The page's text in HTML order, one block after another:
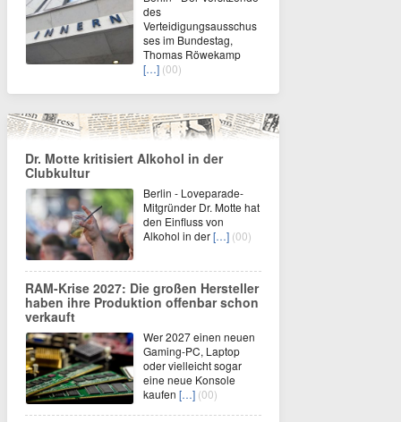
des
Verteidigungsausschus
ses im Bundestag,
Thomas Röwekamp
[…] (00)
Dr. Motte kritisiert Alkohol in der
Clubkultur
Berlin - Loveparade-
Mitgründer Dr. Motte hat
den Einfluss von
Alkohol in der[…] (00)
RAM-Krise 2027: Die großen Hersteller
haben ihre Produktion offenbar schon
verkauft
Wer 2027 einen neuen
Gaming-PC, Laptop
oder vielleicht sogar
eine neue Konsole
kaufen […] (00)